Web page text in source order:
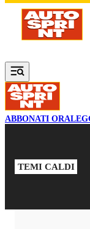
Vai al contenuto
ABBONATI ORA
TEMI CALDI